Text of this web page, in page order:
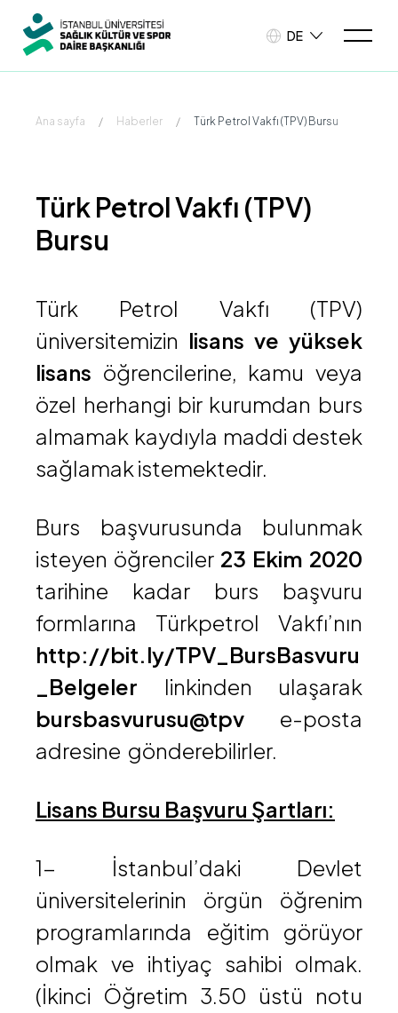
DE
Ana sayfa / Haberler / Türk Petrol Vakfı (TPV) Bursu
Türk Petrol Vakfı (TPV)
Bursu
Türk Petrol Vakfı (TPV)
üniversitemizin lisans ve yüksek
lisans öğrencilerine, kamu veya
özel herhangi bir kurumdan burs
almamak kaydıyla maddi destek
sağlamak istemektedir. ​
Burs başvurusunda bulunmak
isteyen öğrenciler 23 Ekim 2020
tarihine kadar burs başvuru
formlarına Türkpetrol Vakfı’nın
http://bit.ly/TPV_BursBasvuru
_Belgeler linkinden ulaşarak
bursbasvurusu@tpv e-posta
adresine gönderebilirler.
Lisans Bursu Başvuru Şartları:
1- İstanbul’daki Devlet
üniversitelerinin örgün öğrenim
programlarında eğitim görüyor
olmak ve ihtiyaç sahibi olmak.
(İkinci Öğretim 3.50 üstü notu